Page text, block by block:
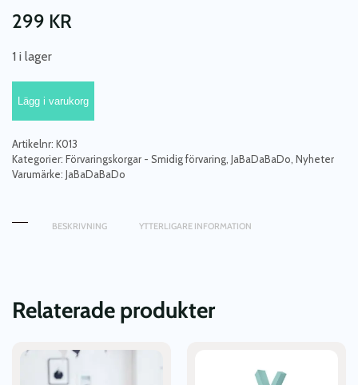
299 KR
1 i lager
sängförvaring
med
tofsar,
vit
mängd
Lägg i varukorg
Artikelnr: K013
Kategorier: Förvaringskorgar - Smidig förvaring JaBaDaBaDo Nyheter
Varumärke: JaBaDaBaDo
BESKRIVNING YTTERLIGARE INFORMATION
Relaterade produkter